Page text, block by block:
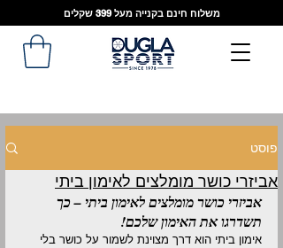
משלוח חינם בקנייה מעל 399 שקלים
פוסט
אביזרי כושר מומלצים לאימון ביתי
אביזרי כושר מומלצים לאימון ביתי – כך
תשדרגו את האימון שלכם!
אימון ביתי הוא דרך מצוינת לשמור על כושר בלי